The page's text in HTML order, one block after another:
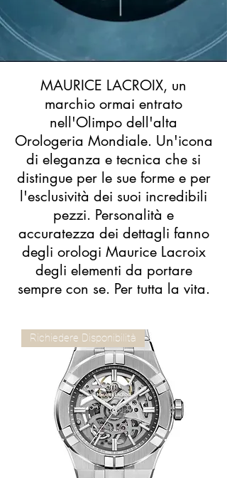
MAURICE LACROIX, un
marchio ormai entrato
nell'Olimpo dell'alta
Orologeria Mondiale. Un'icona
di eleganza e tecnica che si
distingue per le sue forme e per
l'esclusività dei suoi incredibili
pezzi. Personalità e
accuratezza dei dettagli fanno
degli orologi Maurice Lacroix
degli elementi da portare
sempre con se. Per tutta la vita.
Richiedere Disponibilità